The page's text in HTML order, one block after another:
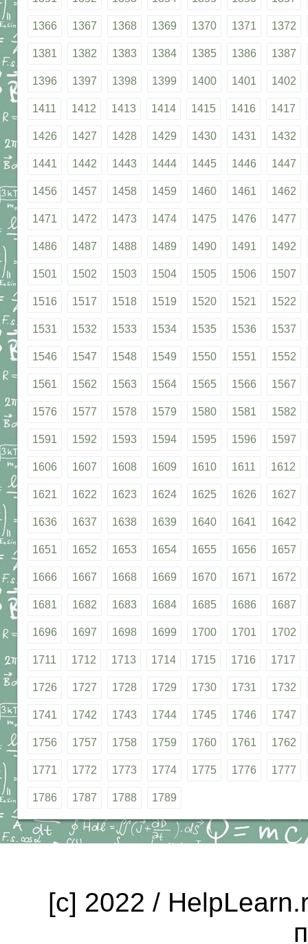
1366 1367 1368 1369 1370 1371 1372
1381 1382 1383 1384 1385 1386 1387
1396 1397 1398 1399 1400 1401 1402
1411 1412 1413 1414 1415 1416 1417
1426 1427 1428 1429 1430 1431 1432
1441 1442 1443 1444 1445 1446 1447
1456 1457 1458 1459 1460 1461 1462
1471 1472 1473 1474 1475 1476 1477
1486 1487 1488 1489 1490 1491 1492
1501 1502 1503 1504 1505 1506 1507
1516 1517 1518 1519 1520 1521 1522
1531 1532 1533 1534 1535 1536 1537
1546 1547 1548 1549 1550 1551 1552
1561 1562 1563 1564 1565 1566 1567
1576 1577 1578 1579 1580 1581 1582
1591 1592 1593 1594 1595 1596 1597
1606 1607 1608 1609 1610 1611 1612
1621 1622 1623 1624 1625 1626 1627
1636 1637 1638 1639 1640 1641 1642
1651 1652 1653 1654 1655 1656 1657
1666 1667 1668 1669 1670 1671 1672
1681 1682 1683 1684 1685 1686 1687
1696 1697 1698 1699 1700 1701 1702
1711 1712 1713 1714 1715 1716 1717
1726 1727 1728 1729 1730 1731 1732
1741 1742 1743 1744 1745 1746 1747
1756 1757 1758 1759 1760 1761 1762
1771 1772 1773 1774 1775 1776 1777
1786 1787 1788 1789
[c] 2022 /